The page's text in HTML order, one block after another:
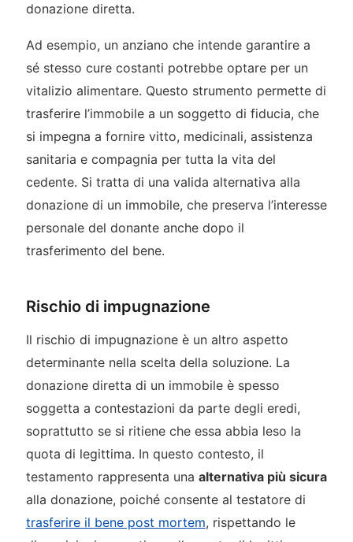
donazione diretta.
Ad esempio, un anziano che intende garantire a
sé stesso cure costanti potrebbe optare per un
vitalizio alimentare. Questo strumento permette di
trasferire l’immobile a un soggetto di fiducia, che
si impegna a fornire vitto, medicinali, assistenza
sanitaria e compagnia per tutta la vita del
cedente. Si tratta di una valida alternativa alla
donazione di un immobile, che preserva l’interesse
personale del donante anche dopo il
trasferimento del bene.
Rischio di impugnazione
Il rischio di impugnazione è un altro aspetto
determinante nella scelta della soluzione. La
donazione diretta di un immobile è spesso
soggetta a contestazioni da parte degli eredi,
soprattutto se si ritiene che essa abbia leso la
quota di legittima. In questo contesto, il
testamento rappresenta una alternativa più sicura
alla donazione, poiché consente al testatore di
trasferire il bene post mortem, rispettando le